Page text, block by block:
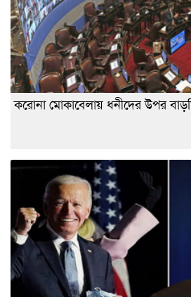
করোনা মোকাবেলায় ধনীদের উপর